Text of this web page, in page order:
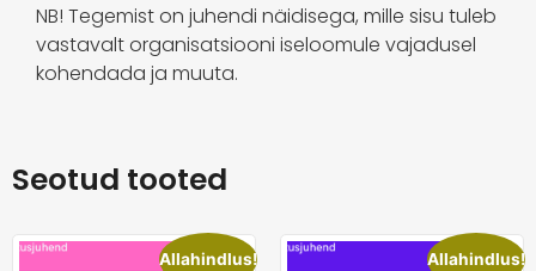
NB! Tegemist on juhendi näidisega, mille sisu tuleb
vastavalt organisatsiooni iseloomule vajadusel
kohendada ja muuta.
Seotud tooted
Allahindlus! Allahindlus!